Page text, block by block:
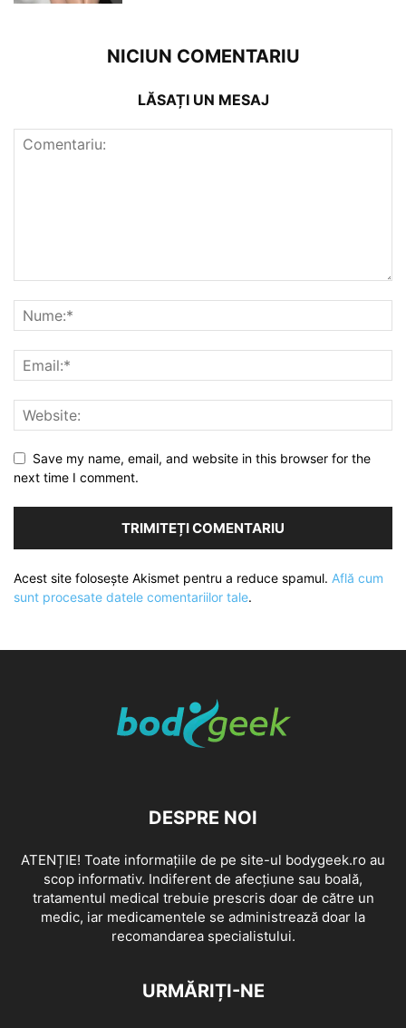
NICIUN COMENTARIU
LĂSAȚI UN MESAJ
Save my name, email, and website in this browser for the
next time I comment.
Acest site folosește Akismet pentru a reduce spamul. Află cum
sunt procesate datele comentariilor tale.
DESPRE NOI
ATENȚIE! Toate informațiile de pe site-ul bodygeek.ro au
scop informativ. Indiferent de afecțiune sau boală,
tratamentul medical trebuie prescris doar de către un
medic, iar medicamentele se administrează doar la
recomandarea specialistului.
URMĂRIȚI-NE